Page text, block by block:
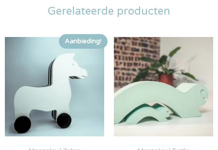
Gerelateerde producten
Aanbieding!